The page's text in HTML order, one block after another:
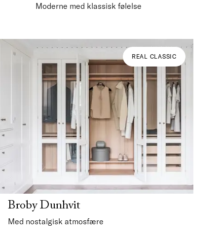
Moderne med klassisk følelse
REAL CLASSIC
Broby Dunhvit
Med nostalgisk atmosfære